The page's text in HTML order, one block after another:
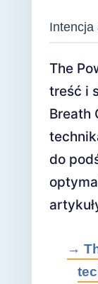
Intencja
The
treść i
Breath
do
→